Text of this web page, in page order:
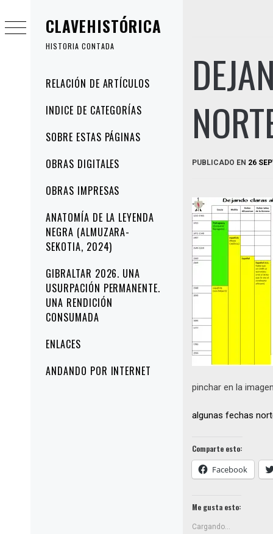
CLAVEHISTÓRICA
HISTORIA CONTADA
principal
RELACIÓN DE ARTÍCULOS
INDICE DE CATEGORÍAS
SOBRE ESTAS PÁGINAS
OBRAS DIGITALES
OBRAS IMPRESAS
ANATOMÍA DE LA LEYENDA
NEGRA (ALMUZARA-
SEKOTIA, 2024)
GIBRALTAR 2026. UNA
USURPACIÓN PERMANENTE.
UNA RENDICIÓN
CONSUMADA
ENLACES
ANDANDO POR INTERNET
al
contenido
PUBLICADO EN 26
pinchar en la
algunas fechas
Comparte esto:
Facebook
Me gusta esto:
Cargando...